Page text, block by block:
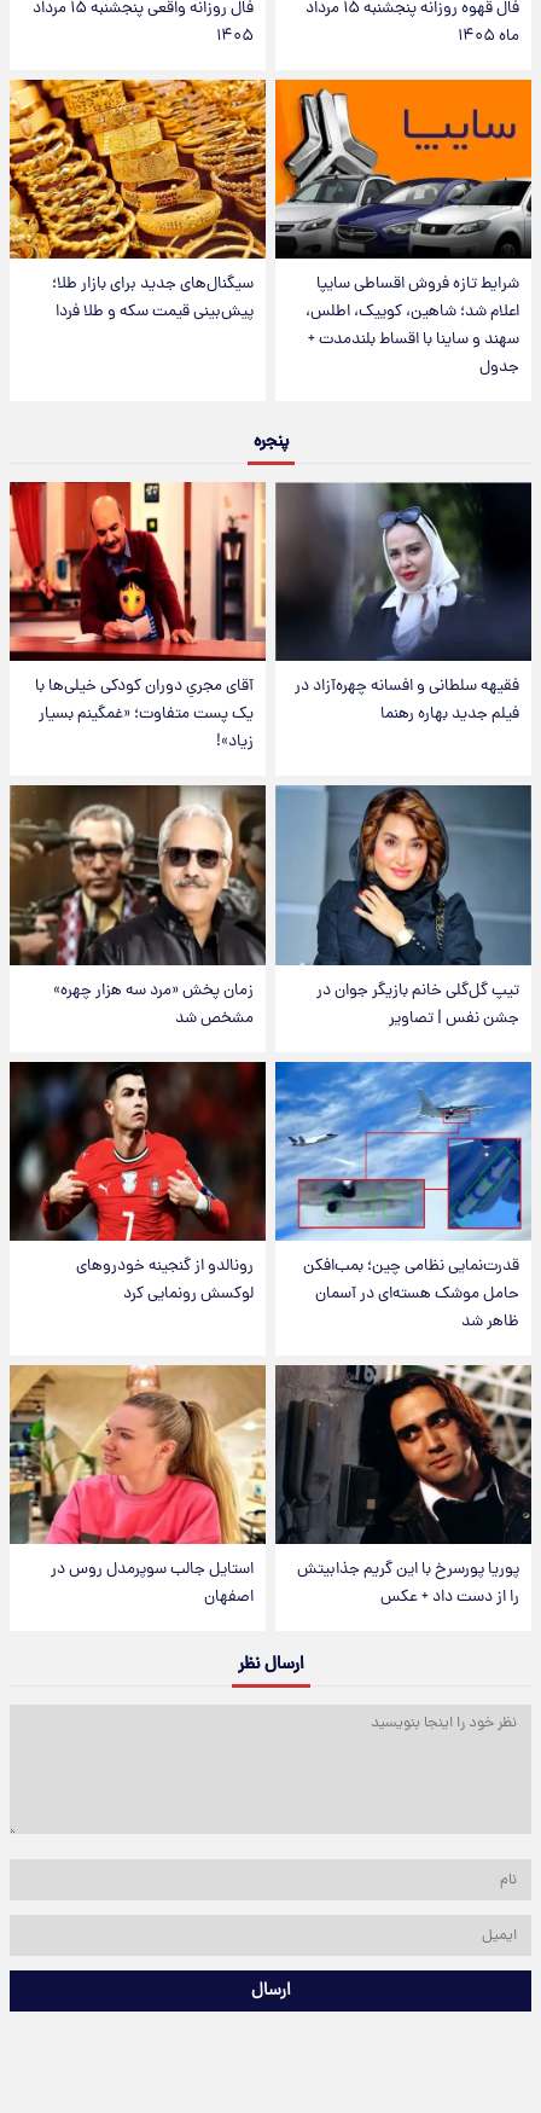
فال قهوه روزانه پنجشنبه ۱۵ مرداد
ماه ۱۴۰۵
فال روزانه واقعی پنجشنبه ۱۵ مرداد
۱۴۰۵
شرایط تازه فروش اقساطی سایپا
اعلام شد؛ شاهین، کوییک، اطلس،
سهند و ساینا با اقساط بلندمدت +
جدول
سیگنال‌های جدید برای بازار طلا؛
پیش‌بینی قیمت سکه و طلا فردا
پنجره
فقیهه سلطانی و افسانه چهره‌آزاد در
فیلم جدید بهاره رهنما
آقای مجریِ دوران کودکی خیلی‌ها با
یک پست متفاوت؛ «غمگینم بسیار
زیاد»!
تیپ گل‌گلی خانم بازیگر جوان در
جشن نفس | تصاویر
زمان پخش «مرد سه هزار چهره»
مشخص شد
قدرت‌نمایی نظامی چین؛ بمب‌افکن
حامل موشک هسته‌ای در آسمان
ظاهر شد
رونالدو از گنجینه خودروهای
لوکسش رونمایی کرد
پوریا پورسرخ با این گریم جذابیتش
را از دست داد + عکس
استایل جالب سوپرمدل روس در
اصفهان
ارسال نظر
ارسال